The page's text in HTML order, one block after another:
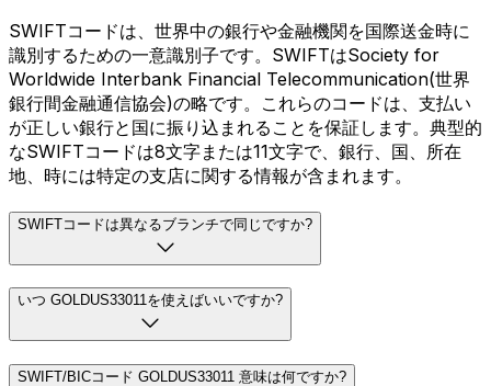
SWIFTコードは、世界中の銀行や金融機関を国際送金時に
識別するための一意識別子です。SWIFTはSociety for
Worldwide Interbank Financial Telecommunication(世界
銀行間金融通信協会)の略です。これらのコードは、支払い
が正しい銀行と国に振り込まれることを保証します。典型的
なSWIFTコードは8文字または11文字で、銀行、国、所在
地、時には特定の支店に関する情報が含まれます。
SWIFTコードは異なるブランチで同じですか?
いつ GOLDUS33011を使えばいいですか?
SWIFT/BICコード GOLDUS33011 意味は何ですか?